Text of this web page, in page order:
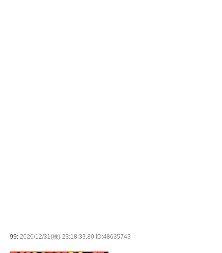
99: 2020/12/31(株) 23:18:33.80 ID:48635743